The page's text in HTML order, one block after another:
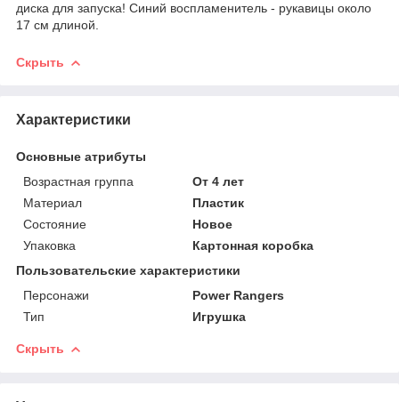
диска для запуска! Синий воспламенитель - рукавицы около
17 см длиной.
Скрыть
Характеристики
Основные атрибуты
Возрастная группа
От 4 лет
Материал
Пластик
Состояние
Новое
Упаковка
Картонная коробка
Пользовательские характеристики
Персонажи
Power Rangers
Тип
Игрушка
Скрыть